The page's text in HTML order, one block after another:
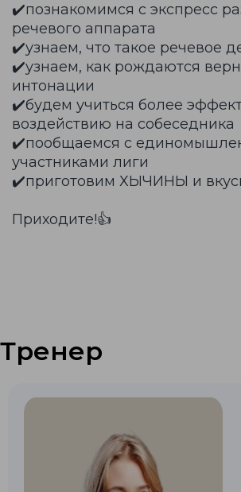
✔️познакомимся с экспресс
речевого аппарата
✔️узнаем, что такое речевое
✔️узнаем, как рождаются
интонации
✔️будем учиться более
воздействию на собеседника
✔️пообщаемся с
участниками лиги
✔️приготовим ХЫЧИНЫ и
Приходите!👍
Тренер